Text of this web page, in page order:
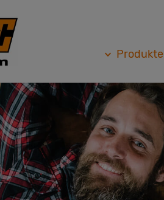
Produkte